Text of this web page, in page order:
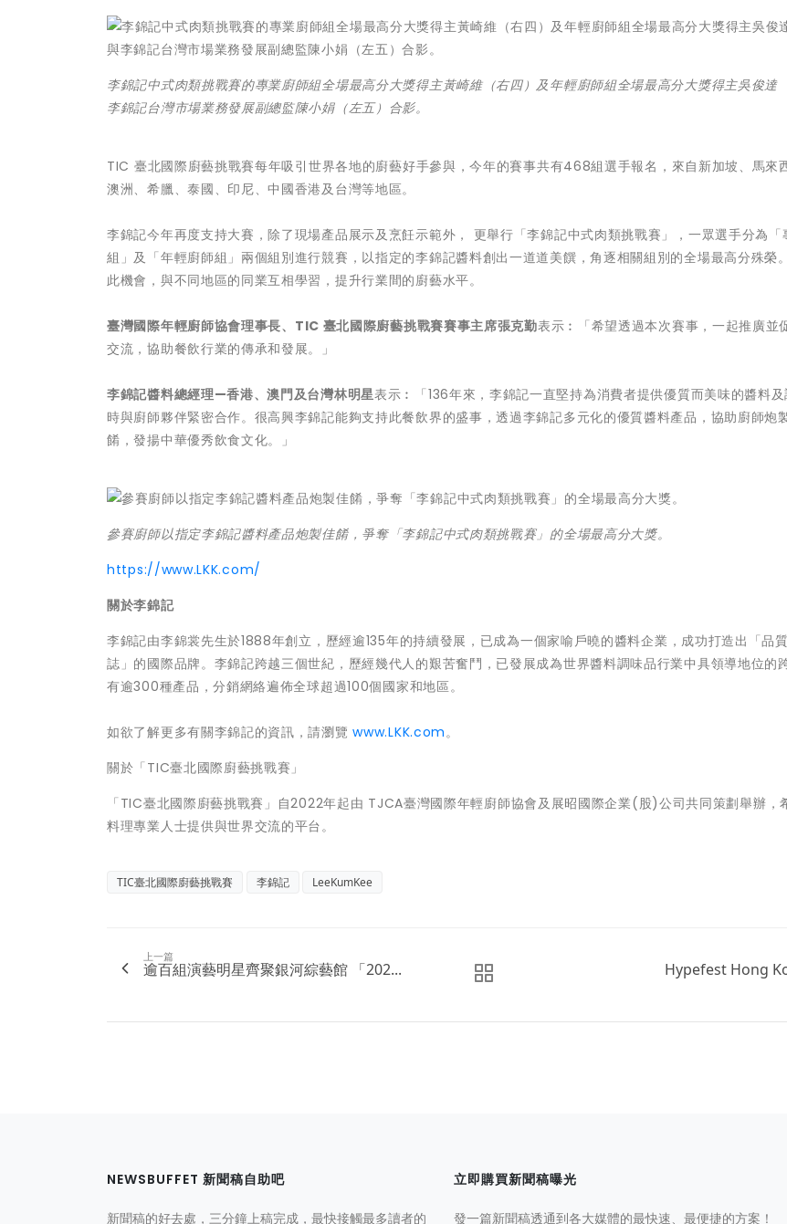
李錦記中式肉類挑戰賽的專業廚師組全場最高分大獎得主黃崎維（右四）及年輕廚師組全場最高分大獎得主吳俊達
李錦記台灣市場業務發展副總監陳小娟（左五）合影。
TIC 臺北國際廚藝挑戰賽每年吸引世界各地的廚藝好手參與，今年的賽事共有468組選手報名，來自新加坡、馬來
澳洲、希臘、泰國、印尼、中國香港及台灣等地區。
李錦記今年再度支持大賽，除了現場產品展示及烹飪示範外， 更舉行「李錦記中式肉類挑戰賽」，一眾選手分為「
組」及「年輕廚師組」兩個組別進行競賽，以指定的李錦記醬料創出一道道美饌，角逐相關組別的全場最高分殊榮
此機會，與不同地區的同業互相學習，提升行業間的廚藝水平。
臺灣國際年輕廚師協會理事長、 TIC 臺北國際廚藝挑戰賽賽事主席張克勤表示︰「希望透過本次賽事，一起推廣並
交流，協助餐飲行業的傳承和發展。」
李錦記醬料總經理—香港、澳門及台灣林明星表示︰「136年來，李錦記一直堅持為消費者提供優質而美味的醬料
時與廚師夥伴緊密合作。很高興李錦記能夠支持此餐飲界的盛事，透過李錦記多元化的優質醬料產品，協助廚師炮
餚，發揚中華優秀飲食文化。」
參賽廚師以指定李錦記醬料產品炮製佳餚，爭奪「李錦記中式肉類挑戰賽」的全場最高分大獎。
https://www.LKK.com/
關於李錦記
李錦記由李錦裳先生於1888年創立，歷經逾135年的持續發展，已成為一個家喻戶曉的醬料企業，成功打造出「品
誌」的國際品牌。李錦記跨越三個世紀，歷經幾代人的艱苦奮鬥，已發展成為世界醬料調味品行業中具領導地位的
有逾300種產品，分銷網絡遍佈全球超過100個國家和地區。
如欲了解更多有關李錦記的資訊，請瀏覽www.LKK.com。
關於「TIC臺北國際廚藝挑戰賽」
「TIC臺北國際廚藝挑戰賽」自2022年起由 TJCA臺灣國際年輕廚師協會及展昭國際企業(股)公司共同策劃舉辦，
料理專業人士提供與世界交流的平台。
TIC臺北國際廚藝挑戰賽 李錦記 LeeKumKee
上一篇
逾百組演藝明星齊聚銀河綜藝館 「202... Hypefest Hong
NEWSBUFFET 新聞稿自助吧
新聞稿的好去處，三分鐘上稿完成，最快接觸最多讀者的
立即購買新聞稿曝光
發一篇新聞稿透通到各大媒體的最快速、最便捷的方案！